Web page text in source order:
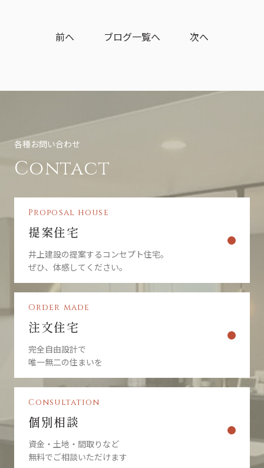
前へ ブログ一覧へ 次へ
各種お問い合わせ
Contact
Proposal house
提案住宅
井上建設の提案するコンセプト住宅。
ぜひ、体感してください。
Order made
注文住宅
完全自由設計で
唯一無二の住まいを
Consultation
個別相談
資金・土地・間取りなど
無料でご相談いただけます